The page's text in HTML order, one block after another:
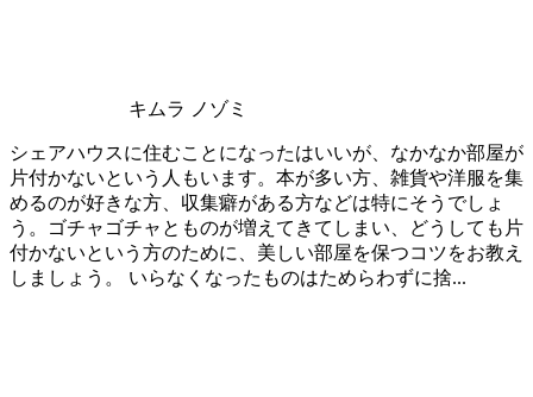
キムラ ノゾミ
シェアハウスに住むことになったはいいが、なかなか部屋が
片付かないという人もいます。本が多い方、雑貨や洋服を集
めるのが好きな方、収集癖がある方などは特にそうでしょ
う。ゴチャゴチャとものが増えてきてしまい、どうしても片
付かないという方のために、美しい部屋を保つコツをお教え
しましょう。 いらなくなったものはためらわずに捨...